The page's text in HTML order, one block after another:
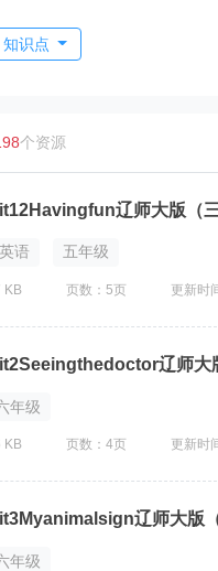
知识点
个资源
辽师大版（三
语 五年级
KB 页数：5页 更新时
辽师大
年级
KB 页数：4页 更新时
辽师大版
年级